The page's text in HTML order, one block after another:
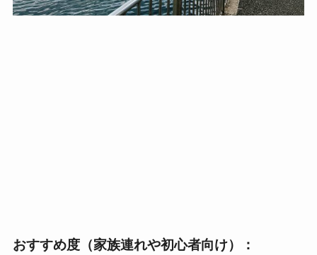
おすすめ度（家族連れや初心者向け）：